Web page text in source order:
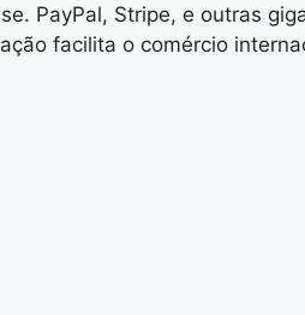
PayPal, Stripe, e outras
facilita o comércio